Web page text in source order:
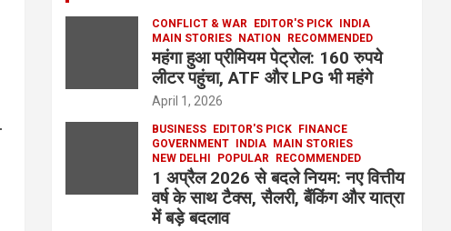
CONFLICT & WAR EDITOR'S PICK INDIA
MAIN STORIES NATION RECOMMENDED
महंगा हुआ प्रीमियम पेट्रोल: 160 रुपये
लीटर पहुंचा, ATF और LPG भी महंगे
April 1, 2026
BUSINESS EDITOR'S PICK FINANCE
GOVERNMENT INDIA MAIN STORIES
NEW DELHI
POPULAR RECOMMENDED
1 अप्रैल 2026 से बदले नियम: नए वित्तीय
वर्ष के साथ टैक्स, सैलरी, बैंकिंग और यात्रा
में बड़े बदलाव